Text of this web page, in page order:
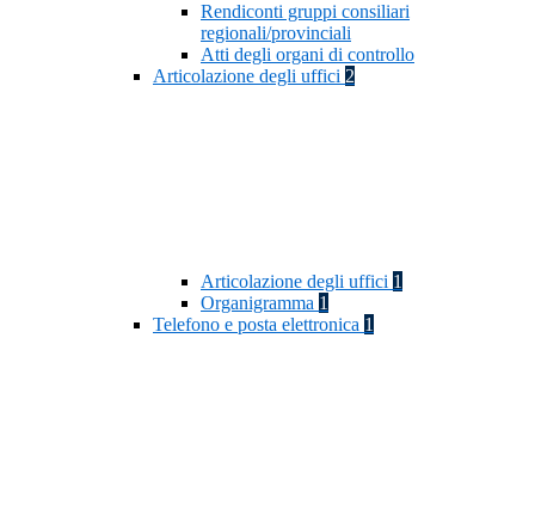
Rendiconti gruppi consiliari
regionali/provinciali
Atti degli organi di controllo
Articolazione degli uffici 2
Articolazione degli uffici 1
Organigramma 1
Telefono e posta elettronica 1